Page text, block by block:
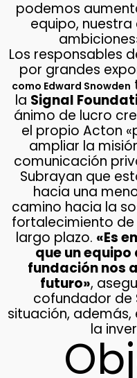
podemos
equipo,
Los responsables
por grandes
como Edward Snowden
la Signal
ánimo de lucro
el propio Acton
ampliar la
comunicación
Subrayan que
hacia una
camino hacia la
fortalecimiento de
largo plazo. «Es
que un
fundación nos
futuro»,
cofundador de
situación,
la